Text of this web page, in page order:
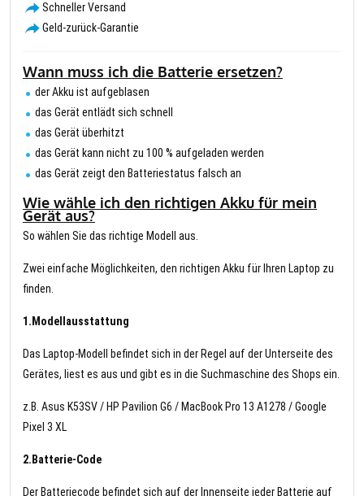
Schneller Versand
Geld-zurück-Garantie
Wann muss ich die Batterie ersetzen?
der Akku ist aufgeblasen
das Gerät entlädt sich schnell
das Gerät überhitzt
das Gerät kann nicht zu 100 % aufgeladen werden
das Gerät zeigt den Batteriestatus falsch an
Wie wähle ich den richtigen Akku für mein
Gerät aus?
So wählen Sie das richtige Modell aus.
Zwei einfache Möglichkeiten, den richtigen Akku für Ihren Laptop zu
finden.
1.Modellausstattung
Das Laptop-Modell befindet sich in der Regel auf der Unterseite des
Gerätes, liest es aus und gibt es in die Suchmaschine des Shops ein.
z.B. Asus K53SV / HP Pavilion G6 / MacBook Pro 13 A1278 / Google
Pixel 3 XL
2.Batterie-Code
Der Batteriecode befindet sich auf der Innenseite jeder Batterie auf